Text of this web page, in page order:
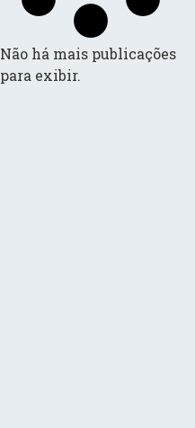
Não há mais publicações
para exibir.